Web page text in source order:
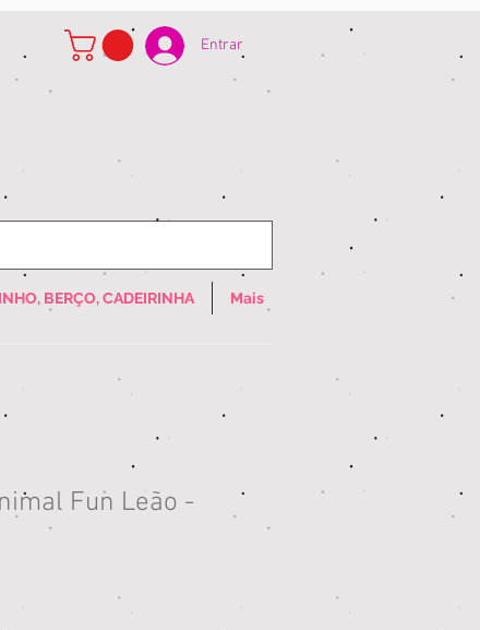
Entrar
BERÇO, CADEIRINHA Mais
Fun Leão -